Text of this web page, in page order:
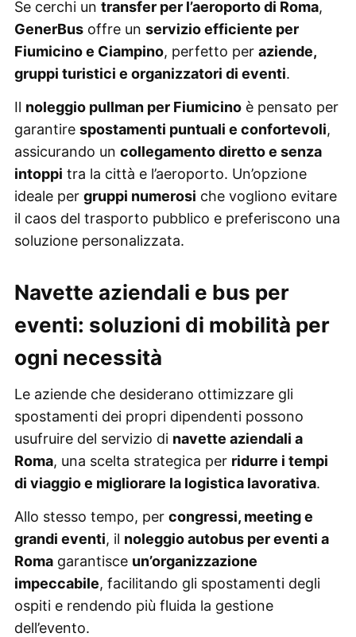
Se cerchi un transfer per l’aeroporto di Roma,
GenerBusoffre un servizio efficiente per
Fiumicino e Ciampino, perfetto per aziende,
gruppi turistici e organizzatori di eventi.
Il noleggio pullman per Fiumicinoè pensato per
garantire spostamenti puntuali e confortevoli,
assicurando un collegamento diretto e senza
intoppi tra la città e l’aeroporto. Un’opzione
ideale per gruppi numerosi che vogliono evitare
il caos del trasporto pubblico e preferiscono una
soluzione personalizzata.
Navette aziendali e bus per
eventi: soluzioni di mobilità per
ogni necessità
Le aziende che desiderano ottimizzare gli
spostamenti dei propri dipendenti possono
usufruire del servizio di navette aziendali a
Roma, una scelta strategica per ridurre i tempi
di viaggio e migliorare la logistica lavorativa.
Allo stesso tempo, per congressi, meeting e
grandi eventi, il noleggio autobus per eventi a
Romagarantisce un’organizzazione
impeccabile, facilitando gli spostamenti degli
ospiti e rendendo più fluida la gestione
dell’evento.